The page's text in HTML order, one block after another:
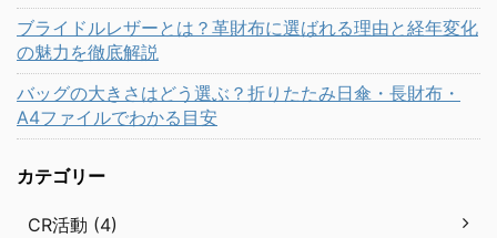
ブライドルレザーとは？革財布に選ばれる理由と経年変化
の魅力を徹底解説
バッグの大きさはどう選ぶ？折りたたみ日傘・長財布・
A4ファイルでわかる目安
カテゴリー
CR活動 (4)